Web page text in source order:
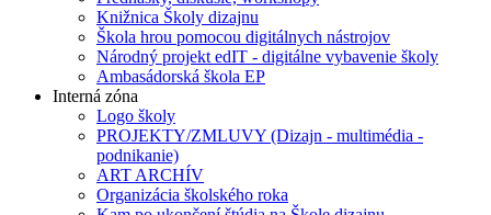
Knižnica Školy dizajnu
Škola hrou pomocou digitálnych nástrojov
Národný projekt edIT - digitálne vybavenie školy
Ambasádorská škola EP
Interná zóna
Logo školy
PROJEKTY/ZMLUVY (Dizajn - multimédia -
podnikanie)
ART ARCHÍV
Organizácia školského roka